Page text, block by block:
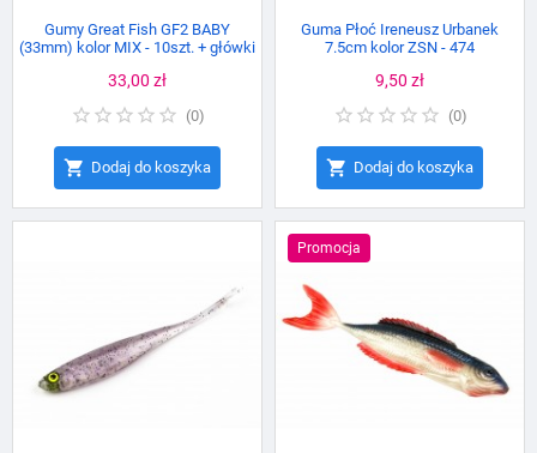
Gumy Great Fish GF2 BABY
(33mm) kolor MIX - 10szt. + główki
Cena
33,00 zł
(0)
 Dodaj do koszyka
Guma Płoć Ireneusz Urbanek
7.5cm kolor ZSN - 474
Cena
9,50 zł
(0)
 Dodaj do koszyka
Promocja